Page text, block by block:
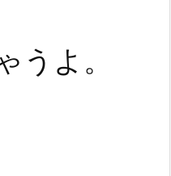
うよ。